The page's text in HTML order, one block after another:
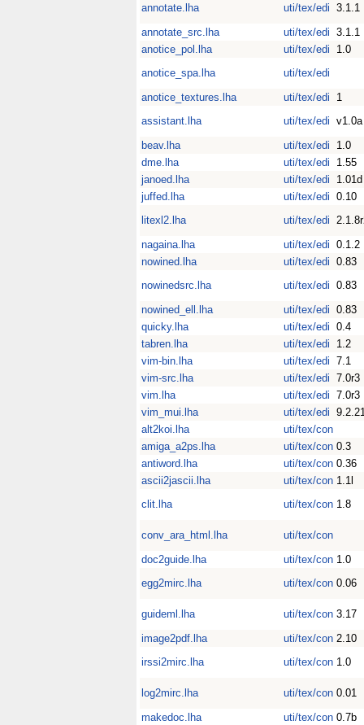
annotate.lha uti/tex/edi 3.1.1
annotate_src.lha
uti/tex/edi 3.1.1
anotice_pol.lha
uti/tex/edi
1.0
anotice_spa.lha
uti/tex/edi
anotice_textures.lha
uti/tex/edi
1
assistant.lha
uti/tex/edi v1.0a
beav.lha
uti/tex/edi
1.0
dme.lha
uti/tex/edi
1.55
janoed.lha
uti/tex/edi
1.01d
juffed.lha
uti/tex/edi 0.10
litexl2.lha
uti/tex/edi
nagaina.lha
uti/tex/edi 0.1.2
nowined.lha
uti/tex/edi 0.83
nowinedsrc.lha
uti/tex/edi 0.83
nowined_ell.lha
uti/tex/edi 0.83
quicky.lha
uti/tex/edi 0.4
tabren.lha
uti/tex/edi
1.2
vim-bin.lha
uti/tex/edi 7.1
vim-src.lha
uti/tex/edi 7.0r3
vim.lha
uti/tex/edi 7.0r3
vim_mui.lha
uti/tex/edi
alt2koi.lha
uti/tex/con
amiga_a2ps.lha
uti/tex/con 0.3
antiword.lha
uti/tex/con 0.36
ascii2jascii.lha
uti/tex/con 1.1l
clit.lha
uti/tex/con 1.8
conv_ara_html.lha
uti/tex/con
doc2guide.lha
uti/tex/con 1.0
egg2mirc.lha
uti/tex/con 0.06
guideml.lha uti/tex/con 3.17
image2pdf.lha
uti/tex/con 2.10
irssi2mirc.lha
uti/tex/con 1.0
log2mirc.lha uti/tex/con 0.01
makedoc.lha
uti/tex/con 0.7b